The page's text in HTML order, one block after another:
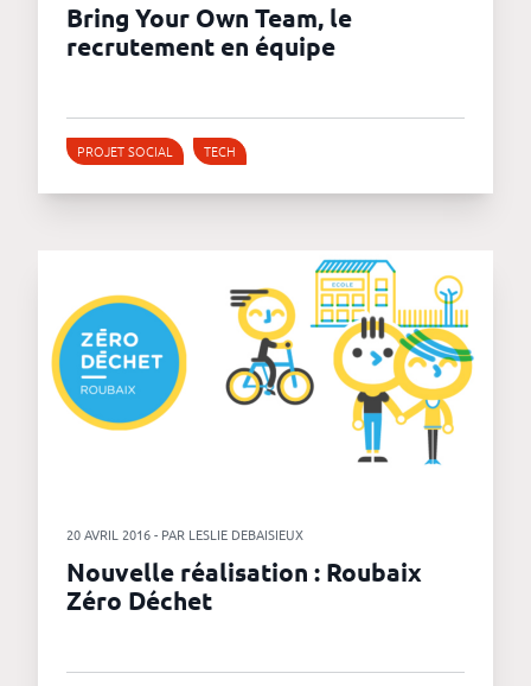
Bring Your Own Team, le
recrutement en équipe
PROJET SOCIAL TECH
20 AVRIL 2016 - PAR LESLIE DEBAISIEUX
Nouvelle réalisation : Roubaix
Zéro Déchet